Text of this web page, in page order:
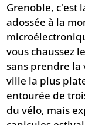
Grenoble, c'est
adossée à la
vous chaussez
sans prendre la
ville la plus
entourée de
du vélo, mais